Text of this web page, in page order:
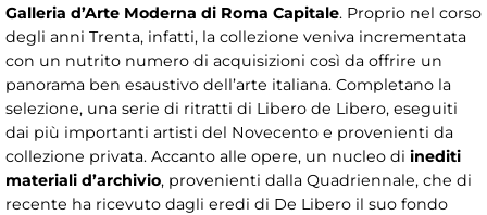
Galleria d’Arte Moderna di Roma Capitale. Proprio nel corso
degli anni Trenta, infatti, la collezione veniva incrementata
con un nutrito numero di acquisizioni così da offrire un
panorama ben esaustivo dell’arte italiana. Completano la
selezione, una serie di ritratti di Libero de Libero, eseguiti
dai più importanti artisti del Novecento e provenienti da
collezione privata. Accanto alle opere, un nucleo di inediti
materiali d’archivio, provenienti dalla Quadriennale, che di
recente ha ricevuto dagli eredi di De Libero il suo fondo